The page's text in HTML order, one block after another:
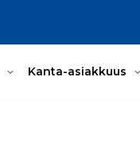
Kanta-asiakkuus